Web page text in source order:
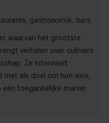
gastronomie, bars.
waarvan het grootste
verhalen over culinaire
Ze interviewt
als doel om hun visie,
toegankelijke manier